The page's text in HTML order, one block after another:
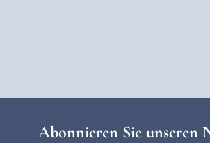
Abonnieren Sie unseren